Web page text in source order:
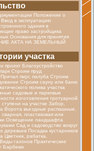
Положение о
в эксплуатацию
здания в
право застройщика
Основания для принятия
АКТА НА ЗЕМЕЛЬНЫЙ
участка
Благоустройство
Строим пруд
Причал пирс палуба Строим
Строим сауну или баню
полива участка
садовые и парковые
изготовления тротуарной
на участке Забор,
Ворота вьездные распашные,
пластиковая или
Освещение ландшафта
Сад и садоводство вокруг
деревьев Посадка кустарников
Цветник, рабатка,
газонов Практические
Барбекю